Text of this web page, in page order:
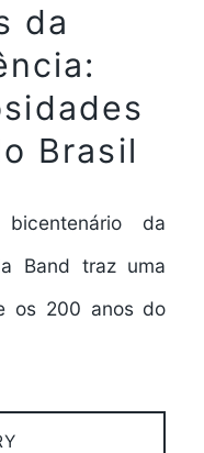
da
Brasil
da
Band traz uma
os 200 anos do